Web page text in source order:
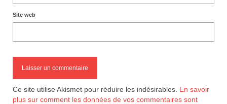
Site web
Ce site utilise Akismet pour réduire les indésirables. En savoir
plus sur comment les données de vos commentaires sont